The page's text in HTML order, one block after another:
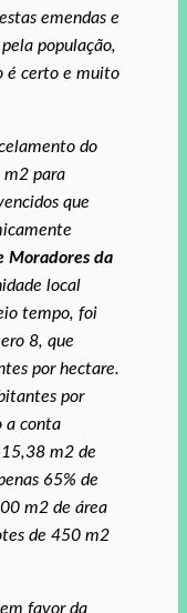
emendas e
população,
é certo e muito
do
m2 para
que
Moradores da
local
tempo, foi
8, que
por hectare.
por
a conta
m2 de
65% de
m2 de área
de 450 m2
favor da